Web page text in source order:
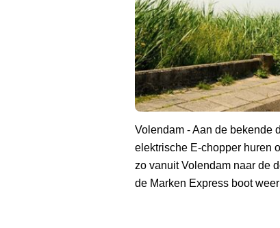
Volendam - Aan de bekende
elektrische E-chopper huren
zo vanuit Volendam naar de
de Marken Express boot